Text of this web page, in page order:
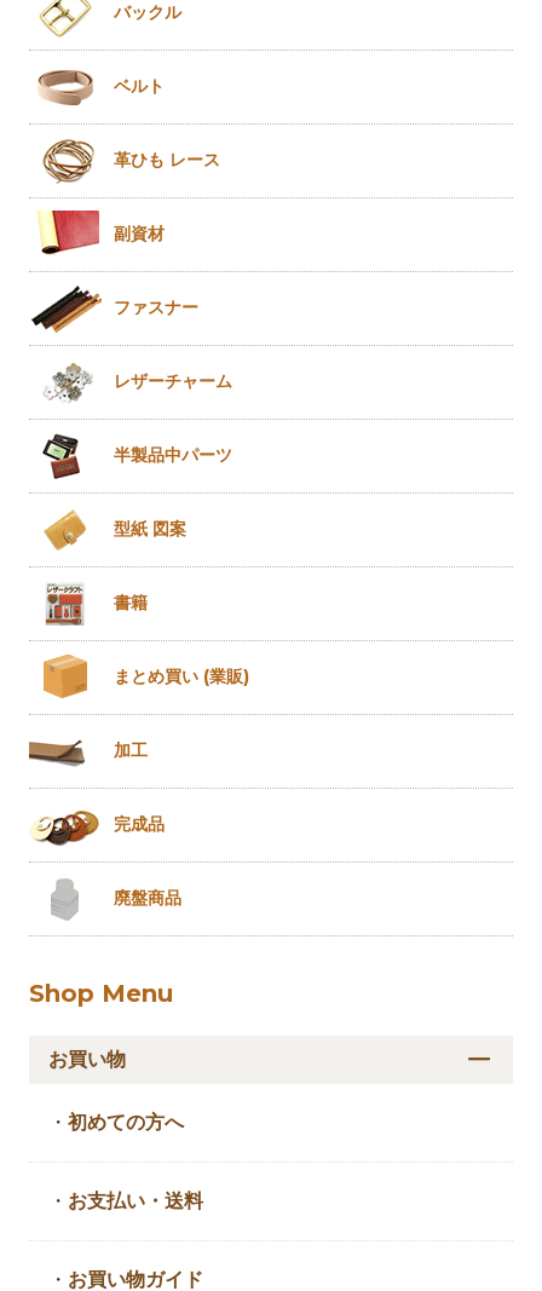
バックル
ベルト
革ひも レース
副資材
ファスナー
レザーチャーム
半製品中パーツ
型紙 図案
書籍
まとめ買い (業販)
加工
完成品
廃盤商品
Shop Menu
お買い物
・初めての方へ
・ お支払い・送料
・ お買い物ガイド